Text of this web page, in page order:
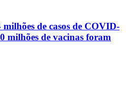
de casos de COVID-
milhões de vacinas foram